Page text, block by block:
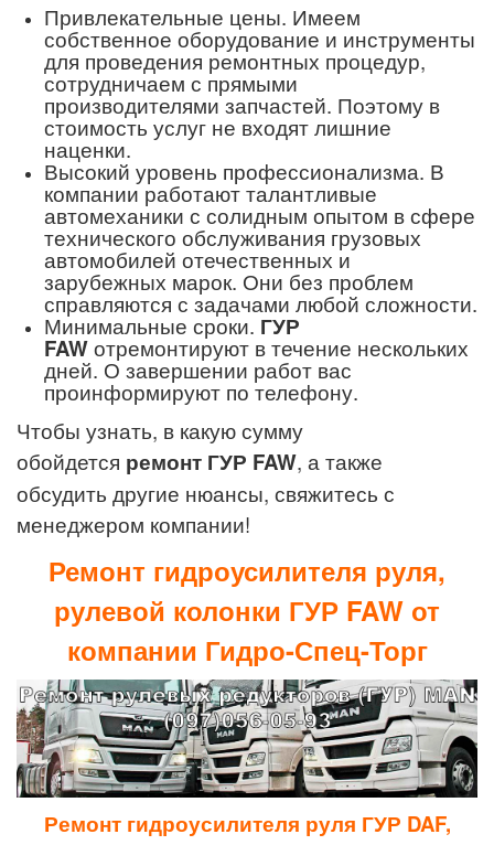
Привлекательные цены. Имеем
собственное оборудование и инструменты
для проведения ремонтных процедур,
сотрудничаем с прямыми
производителями запчастей. Поэтому в
стоимость услуг не входят лишние
наценки.
Высокий уровень профессионализма. В
компании работают талантливые
автомеханики с солидным опытом в сфере
технического обслуживания грузовых
автомобилей отечественных и
зарубежных марок. Они без проблем
справляются с задачами любой сложности.
Минимальные сроки. ГУР
FAWотремонтируют в течение нескольких
дней. О завершении работ вас
проинформируют по телефону.
Чтобы узнать, в какую сумму
обойдется ремонт ГУР FAW, а также
обсудить другие нюансы, свяжитесь с
менеджером компании!
Ремонт гидроусилителя руля,
рулевой колонки ГУР FAW от
компании Гидро-Спец-Торг
Ремонт гидроусилителя руля ГУР DAF,